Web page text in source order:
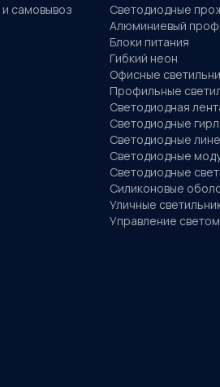
самовывоз
Светодиодные
Алюминиевый
Блоки питания
Гибкий неон
Офисные
Профильные
Светодиодная
Светодиодные
Светодиодные
Светодиодные
Светодиодные
Силиконовые
Уличные
Управление светом